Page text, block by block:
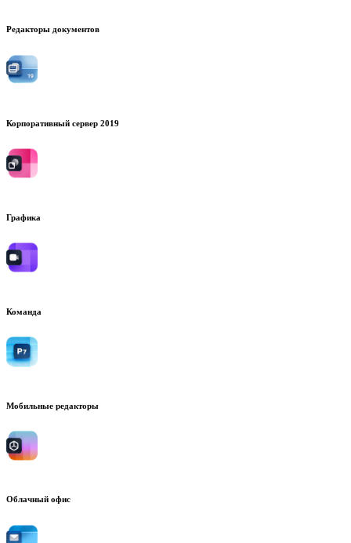
Редакторы документов
Корпоративный сервер 2019
Графика
Команда
Мобильные редакторы
Облачный офис